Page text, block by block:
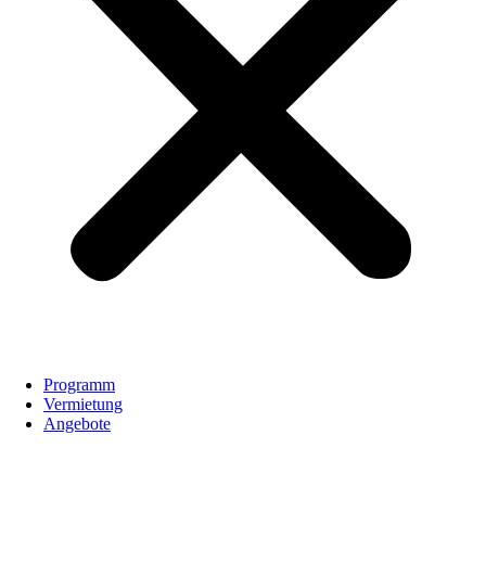
Programm
Vermietung
Angebote